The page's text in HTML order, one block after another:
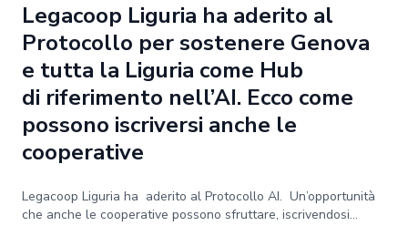
Legacoop Liguria ha aderito al
Protocollo per sostenere Genova
e tutta la Liguria come Hub
di riferimento nell’AI. Ecco come
possono iscriversi anche le
cooperative
Legacoop Liguria ha aderito al Protocollo AI. Un’opportunità
che anche le cooperative possono sfruttare, iscrivendosi...